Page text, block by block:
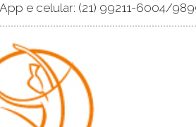
e celular: (21) 99211-6004/